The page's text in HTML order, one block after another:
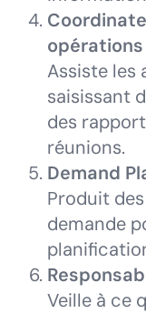
opérations
Assiste les
saisissant
des
réunions.
Demand
Produit
demande
Veille à ce